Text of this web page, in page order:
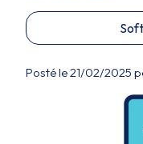
Posté le 21/02/2025